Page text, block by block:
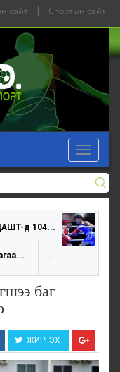
сайт Спортын сайт
Toggle
д 104...
баг
ЖИРГЭХ